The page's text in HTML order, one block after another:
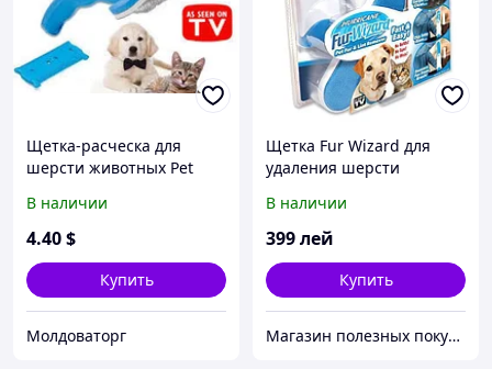
Щетка-расческа для
шерсти животных Pet
В наличии
4.40$
Купить
Молдоваторг
Щетка Fur Wizard для
удаления шерсти
В наличии
399лей
Купить
Магазин полезных покупок "Goodbuy"